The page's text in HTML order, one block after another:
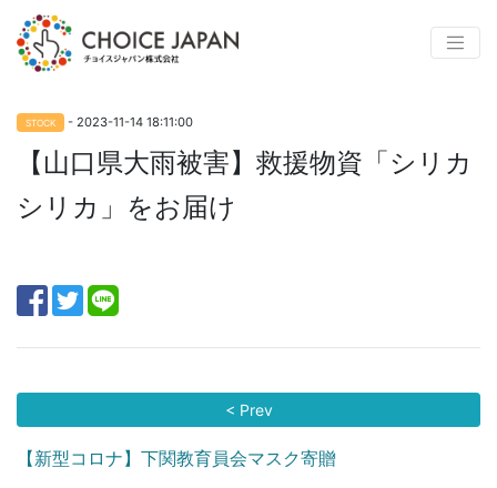
STOCK - 2023-11-14 18:11:00
【山口県大雨被害】救援物資「シリカ
シリカ」をお届け
< Prev
【新型コロナ】下関教育員会マスク寄贈